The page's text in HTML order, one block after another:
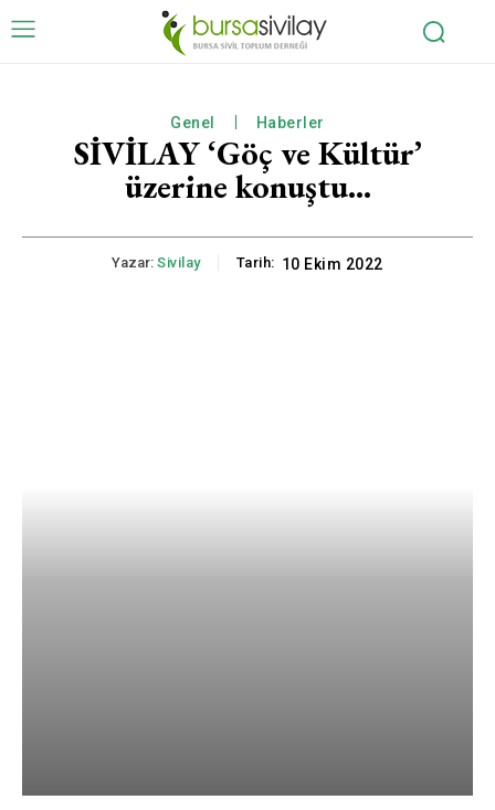
Genel Haberler
SİVİLAY ‘Göç ve Kültür’
üzerine konuştu…
Yazar: Sivilay Tarih: 10 Ekim 2022